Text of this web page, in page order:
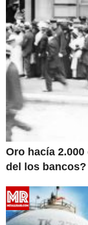
Oro hacía
del los bancos?